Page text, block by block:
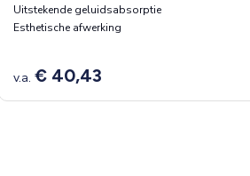
Uitstekende geluidsabsorptie
Esthetische afwerking
v.a. € 40,43